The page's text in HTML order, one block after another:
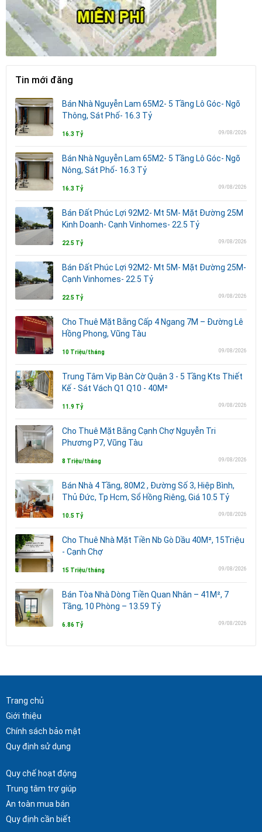
Tin mới đăng
Bán Nhà Nguyễn Lam 65M2- 5 Tầng Lô Góc- Ngõ
Thông, Sát Phố- 16.3 Tỷ
16.3 Tỷ 09/08/2026
Bán Nhà Nguyễn Lam 65M2- 5 Tầng Lô Góc- Ngõ
Nông, Sát Phố- 16.3 Tỷ
16.3 Tỷ 09/08/2026
Bán Đất Phúc Lợi 92M2- Mt 5M- Mặt Đường 25M
Kinh Doanh- Cạnh Vinhomes- 22.5 Tỷ
22.5 Tỷ 09/08/2026
Bán Đất Phúc Lợi 92M2- Mt 5M- Mặt Đường 25M-
Cạnh Vinhomes- 22.5 Tỷ
22.5 Tỷ 09/08/2026
Cho Thuê Mặt Bằng Cấp 4 Ngang 7M – Đường Lê
Hồng Phong, Vũng Tàu
10 Triệu/tháng 09/08/2026
Trung Tâm Vip Bàn Cờ Quận 3 - 5 Tầng Kts Thiết
Kế - Sát Vách Q1 Q10 - 40M²
11.9 Tỷ 09/08/2026
Cho Thuê Mặt Bằng Cạnh Chợ Nguyễn Tri
Phương P7, Vũng Tàu
8 Triệu/tháng 09/08/2026
Bán Nhà 4 Tầng, 80M2 , Đường Số 3, Hiệp Bình,
Thủ Đức, Tp Hcm, Sổ Hồng Riêng, Giá 10.5 Tỷ
10.5 Tỷ 09/08/2026
Cho Thuê Nhà Mặt Tiền Nb Gò Dầu 40M², 15Triệu
- Cạnh Chợ
15 Triệu/tháng 09/08/2026
Bán Tòa Nhà Dòng Tiền Quan Nhân – 41M², 7
Tầng, 10 Phòng – 13.59 Tỷ
6.86 Tỷ 09/08/2026
Trang chủ
Giới thiệu
Chính sách bảo mật
Quy định sử dụng
Quy chế hoạt động
Trung tâm trợ giúp
An toàn mua bán
Quy định cần biết